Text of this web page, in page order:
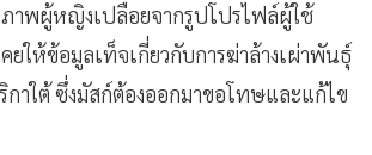
ภาพผู้หญิงเปลือยจากรูปโปรไฟล์ผู้ใช้
ยให้ข้อมูลเท็จเกี่ยวกับการฆ่าล้างเผ่าพันธุ์
าใต้ ซึ่งมัสก์ต้องออกมาขอโทษและแก้ไข